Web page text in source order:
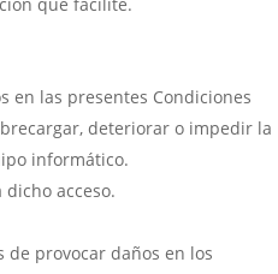
en las presentes Condiciones
deteriorar o impedir la
informático.
acceso.
provocar daños en los